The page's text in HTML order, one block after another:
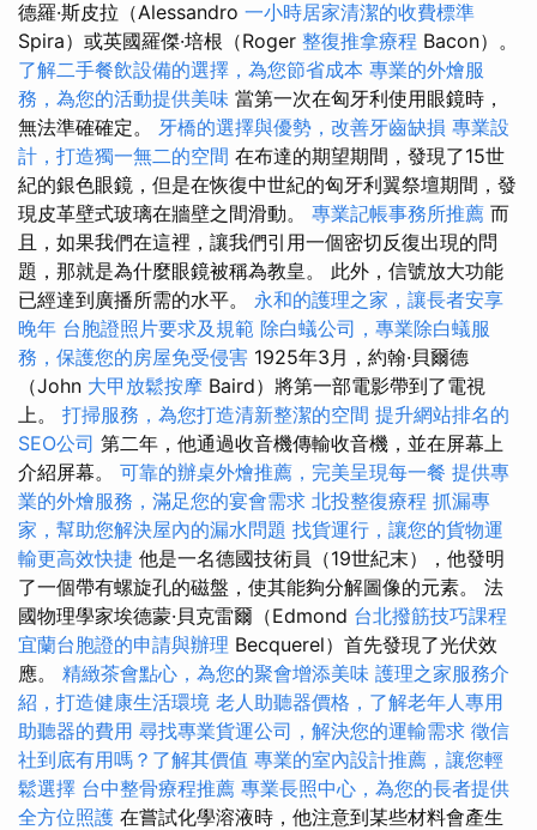
德羅·斯皮拉（Alessandro 一小時居家清潔的收費標準
Spira）或英國羅傑·培根（Roger 整復推拿療程 Bacon）。
了解二手餐飲設備的選擇，為您節省成本 專業的外燴服
務，為您的活動提供美味 當第一次在匈牙利使用眼鏡時，
無法準確確定。 牙橋的選擇與優勢，改善牙齒缺損 專業設
計，打造獨一無二的空間 在布達的期望期間，發現了15世
紀的銀色眼鏡，但是在恢復中世紀的匈牙利翼祭壇期間，發
現皮革壁式玻璃在牆壁之間滑動。 專業記帳事務所推薦 而
且，如果我們在這裡，讓我們引用一個密切反復出現的問
題，那就是為什麼眼鏡被稱為教皇。 此外，信號放大功能
已經達到廣播所需的水平。 永和的護理之家，讓長者安享
晚年 台胞證照片要求及規範 除白蟻公司，專業除白蟻服
務，保護您的房屋免受侵害 1925年3月，約翰·貝爾德
（John 大甲放鬆按摩 Baird）將第一部電影帶到了電視
上。 打掃服務，為您打造清新整潔的空間 提升網站排名的
SEO公司 第二年，他通過收音機傳輸收音機，並在屏幕上
介紹屏幕。 可靠的辦桌外燴推薦，完美呈現每一餐 提供專
業的外燴服務，滿足您的宴會需求 北投整復療程 抓漏專
家，幫助您解決屋內的漏水問題 找貨運行，讓您的貨物運
輸更高效快捷 他是一名德國技術員（19世紀末），他發明
了一個帶有螺旋孔的磁盤，使其能夠分解圖像的元素。 法
國物理學家埃德蒙·貝克雷爾（Edmond 台北撥筋技巧課程
宜蘭台胞證的申請與辦理 Becquerel）首先發現了光伏效
應。 精緻茶會點心，為您的聚會增添美味 護理之家服務介
紹，打造健康生活環境 老人助聽器價格，了解老年人專用
助聽器的費用 尋找專業貨運公司，解決您的運輸需求 徵信
社到底有用嗎？了解其價值 專業的室內設計推薦，讓您輕
鬆選擇 台中整骨療程推薦 專業長照中心，為您的長者提供
全方位照護 在嘗試化學溶液時，他注意到某些材料會產生